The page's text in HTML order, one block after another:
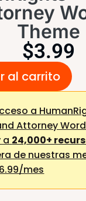
Theme
$3.99
al carrito
a
Attorney
a 24,000+
de nuestras
mes